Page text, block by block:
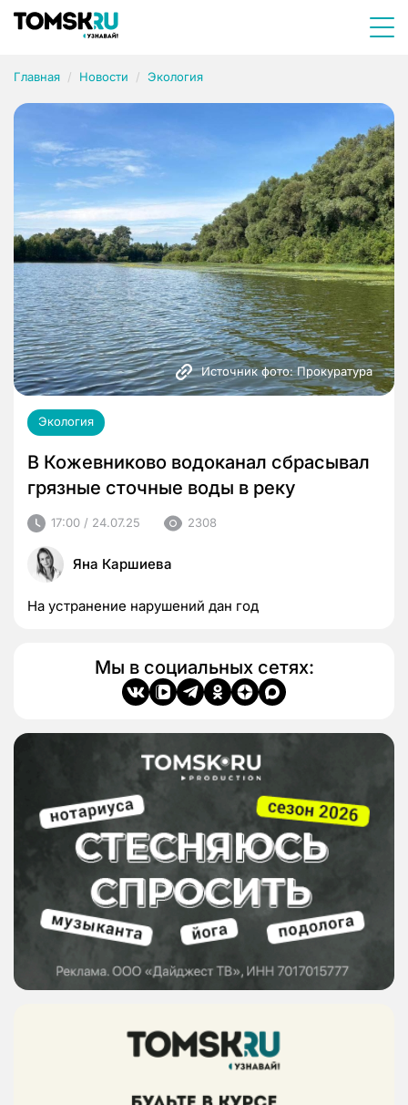
Главная Новости Экология
Источник фото: Прокуратура
Экология
В Кожевниково водоканал сбрасывал
грязные сточные воды в реку
17:00 / 24.07.25 2308
Яна Каршиева
На устранение нарушений дан год
Мы в социальных сетях: